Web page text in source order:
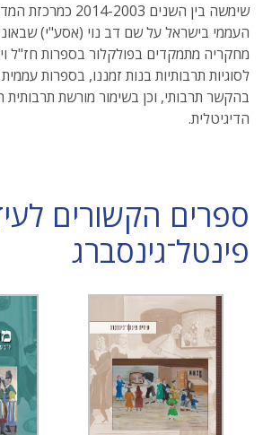
שימשה בין השנים
העממי בישראל על שם דב נוי (אסע"י)
מחקריה מתמקדים בפולקלור בספרות חז"ל
לסוגיות תרבותיות בנות זמננו, בספרות עממית
בהקשר תרבותי, וכן בשימור מורשת תרבותית
הדיגיטלית.
ספרים הקשורים
פינטל־גינסברג